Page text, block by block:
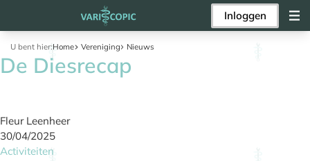
Inloggen
U bent hier:Home Vereniging Nieuws
De Diesrecap
Fleur Leenheer
30/04/2025
Activiteiten